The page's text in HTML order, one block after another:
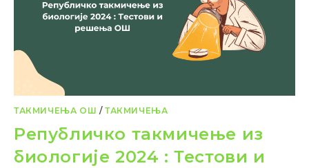
ТАКМИЧЕЊА ОШ /ТАКМИЧЕЊА
Републичко такмичење из
биологије 2024 : Тестови и